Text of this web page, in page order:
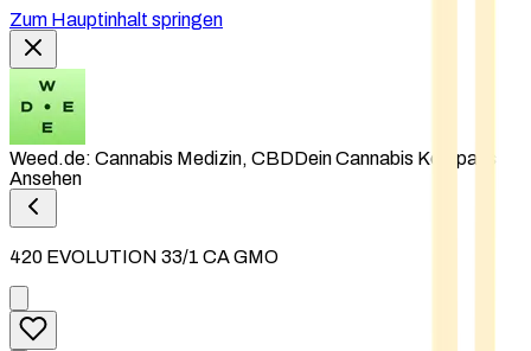
Zum Hauptinhalt springen
Weed.de: Cannabis Medizin, CBDDein Cannabis Kompass
Ansehen
420 EVOLUTION 33/1 CA GMO